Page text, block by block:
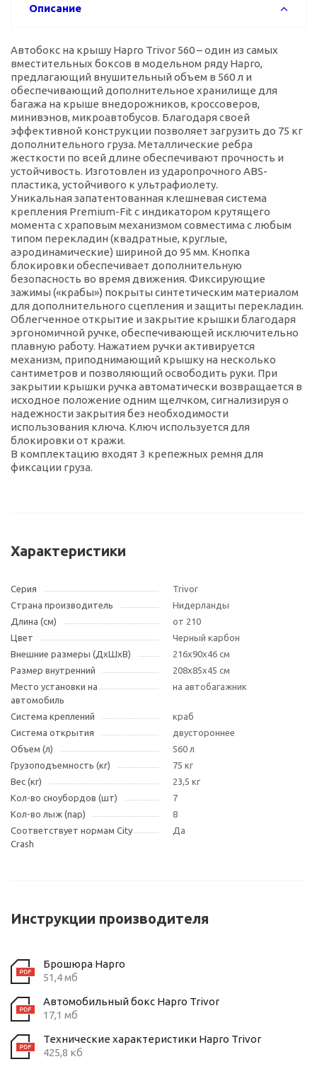
Описание
Автобокс на крышу Hapro Trivor 560 – один из самых
вместительных боксов в модельном ряду Hapro,
предлагающий внушительный объем в 560 л и
обеспечивающий дополнительное хранилище для
багажа на крыше внедорожников, кроссоверов,
минивэнов, микроавтобусов. Благодаря своей
эффективной конструкции позволяет загрузить до 75 кг
дополнительного груза. Металлические ребра
жесткости по всей длине обеспечивают прочность и
устойчивость. Изготовлен из ударопрочного ABS-
пластика, устойчивого к ультрафиолету.
Уникальная запатентованная клешневая система
крепления Premium-Fit с индикатором крутящего
момента с храповым механизмом совместима с любым
типом перекладин (квадратные, круглые,
аэродинамические) шириной до 95 мм. Кнопка
блокировки обеспечивает дополнительную
безопасность во время движения. Фиксирующие
зажимы («крабы») покрыты синтетическим материалом
для дополнительного сцепления и защиты перекладин.
Облегченное открытие и закрытие крышки благодаря
эргономичной ручке, обеспечивающей исключительно
плавную работу. Нажатием ручки активируется
механизм, приподнимающий крышку на несколько
сантиметров и позволяющий освободить руки. При
закрытии крышки ручка автоматически возвращается в
исходное положение одним щелчком, сигнализируя о
надежности закрытия без необходимости
использования ключа. Ключ используется для
блокировки от кражи.
В комплектацию входят 3 крепежных ремня для
фиксации груза.
Характеристики
Серия
Trivor
Страна производитель
Нидерланды
Длина (см)
от 210
Цвет
Черный карбон
Внешние размеры (ДxШxВ)
216х90х46 см
Размер внутренний
208х85х45 см
Место установки на
автомобиль
на автобагажник
Система креплений
краб
Система открытия
двустороннее
Объем (л)
560 л
Грузоподъемность (кг)
75 кг
Вес (кг)
23,5 кг
Кол-во сноубордов (шт)
7
Кол-во лыж (пар)
8
Соответствует нормам City
Crash
Да
Инструкции производителя
Брошюра Hapro
51,4 мб
Автомобильный бокс Hapro Trivor
17,1 мб
Технические характеристики Hapro Trivor
425,8 кб